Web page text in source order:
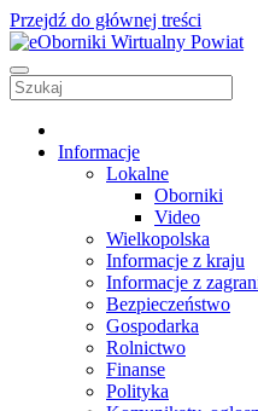
Przejdź do głównej treści
Informacje
Lokalne
Oborniki
Video
Wielkopolska
Informacje z kraju
Informacje z
Bezpieczeństwo
Gospodarka
Rolnictwo
Finanse
Polityka